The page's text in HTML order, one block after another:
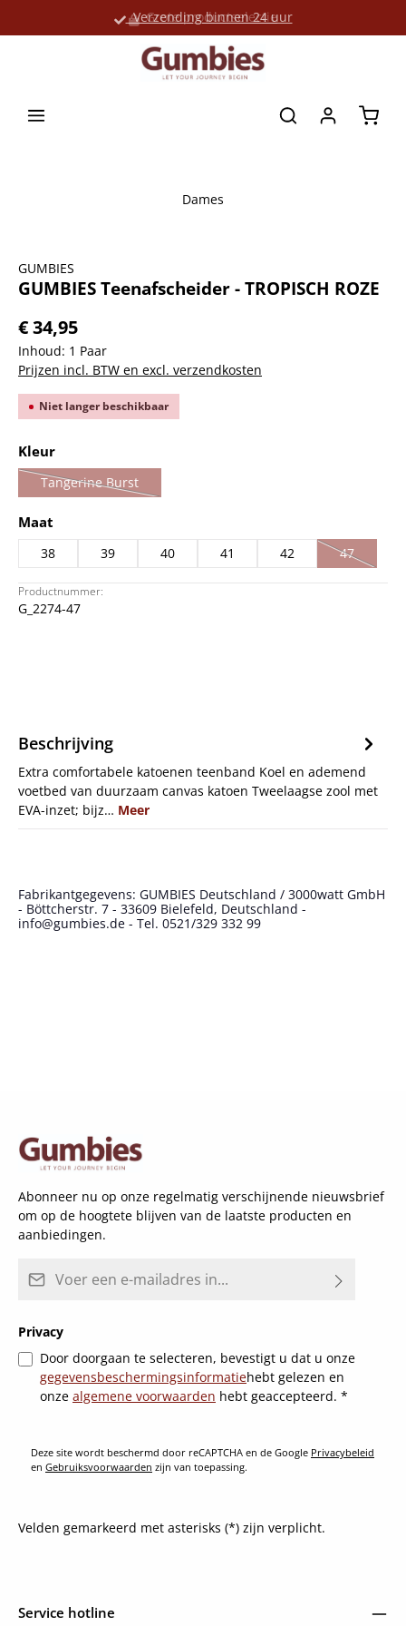
Verzending binnen 24 uur
Grote productselectie
Dames
GUMBIES
GUMBIES Teenafscheider - TROPISCH ROZE
€ 34,95
Inhoud: 1 Paar
Prijzen incl. BTW en excl. verzendkosten
Niet langer beschikbaar
Selecteer
Kleur
Tangerine Burst
(Deze optie is momenteel niet beschikbaar.)
Selecteer
Maat
38 39 40 41 42 47
(Deze
Productnummer:
G_2274-47
Beschrijving
Extra comfortabele katoenen teenband Koel en ademend
voetbed van duurzaam canvas katoen Tweelaagse zool met
EVA-inzet; bijz… Meer
Fabrikantgegevens: GUMBIES Deutschland / 3000watt GmbH
- Böttcherstr. 7 - 33609 Bielefeld, Deutschland -
info@gumbies.de - Tel. 0521/329 332 99
Abonneer nu op onze regelmatig verschijnende nieuwsbrief
om op de hoogtete blijven van de laatste producten en
aanbiedingen.
Privacy
Door doorgaan te selecteren, bevestigt u dat u onze
gegevensbeschermingsinformatiehebt gelezen en
onze algemene voorwaarden hebt geaccepteerd. *
Deze site wordt beschermd door reCAPTCHA en de Google Privacybeleid
en Gebruiksvoorwaarden zijn van toepassing.
Velden gemarkeerd met asterisks (*) zijn verplicht.
Service hotline